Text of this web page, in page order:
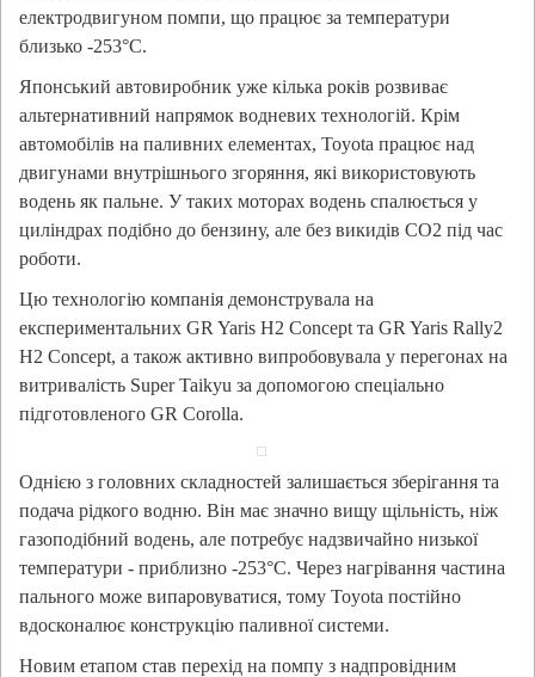
електродвигуном помпи, що працює за температури
близько -253°C.
Японський автовиробник уже кілька років розвиває
альтернативний напрямок водневих технологій. Крім
автомобілів на паливних елементах, Toyota працює над
двигунами внутрішнього згоряння, які використовують
водень як пальне. У таких моторах водень спалюється у
циліндрах подібно до бензину, але без викидів CO2 під час
роботи.
Цю технологію компанія демонструвала на
експериментальних GR Yaris H2 Concept та GR Yaris Rally2
H2 Concept, а також активно випробовувала у перегонах на
витривалість Super Taikyu за допомогою спеціально
підготовленого GR Corolla.
Однією з головних складностей залишається зберігання та
подача рідкого водню. Він має значно вищу щільність, ніж
газоподібний водень, але потребує надзвичайно низької
температури - приблизно -253°C. Через нагрівання частина
пального може випаровуватися, тому Toyota постійно
вдосконалює конструкцію паливної системи.
Новим етапом став перехід на помпу з надпровідним